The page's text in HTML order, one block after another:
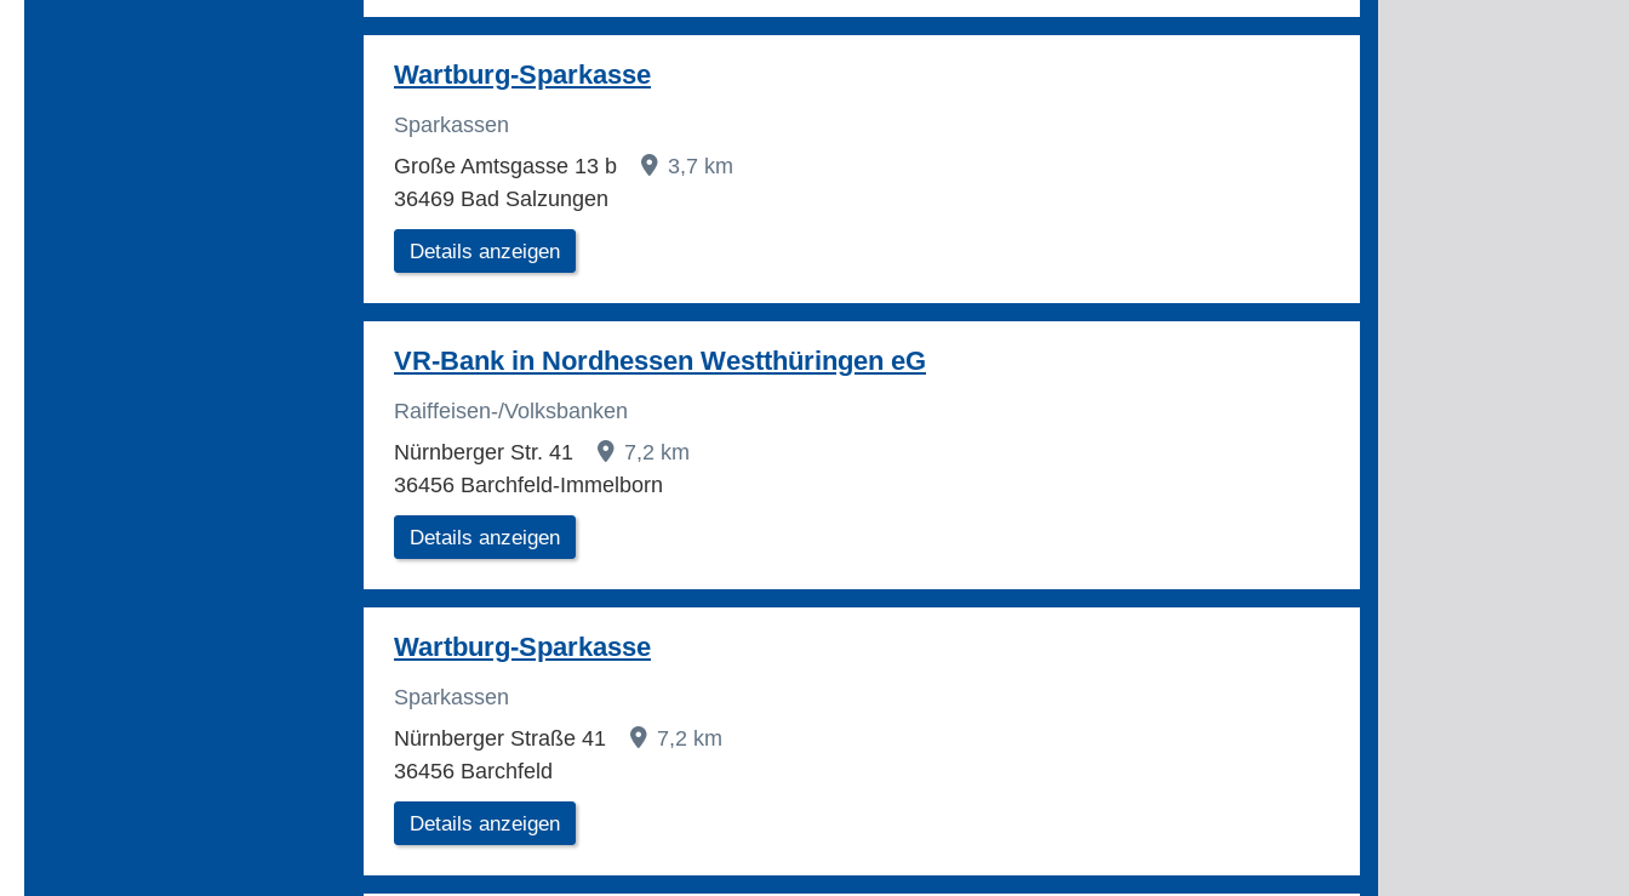
Wartburg-Sparkasse
Sparkassen
Große Amtsgasse 13 b
3,7 km
36469 Bad Salzungen
Details anzeigen
VR-Bank in Nordhessen Westthüringen eG
Raiffeisen-/Volksbanken
Nürnberger Str. 41
7,2 km
36456 Barchfeld-Immelborn
Details anzeigen
Wartburg-Sparkasse
Sparkassen
Nürnberger Straße 41
7,2 km
36456 Barchfeld
Details anzeigen